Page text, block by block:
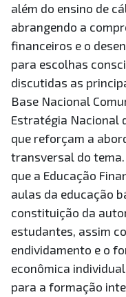
além do ensino de
abrangendo a
financeiros e o
para escolhas
discutidas as
Base Nacional
Estratégia Nacional
que reforçam a
transversal do
que a Educação
aulas da educação
constituição da
estudantes, assim
endividamento e o
econômica
para a formação